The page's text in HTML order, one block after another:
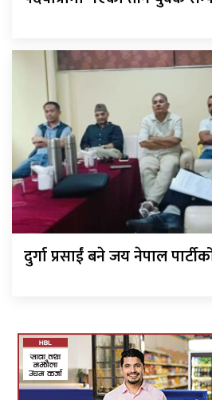
दुर्गा प्रसाईं बने जय नेपाल